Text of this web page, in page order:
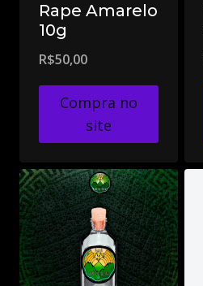
Rape Amarelo
10g
R$50,00
Compra no
site